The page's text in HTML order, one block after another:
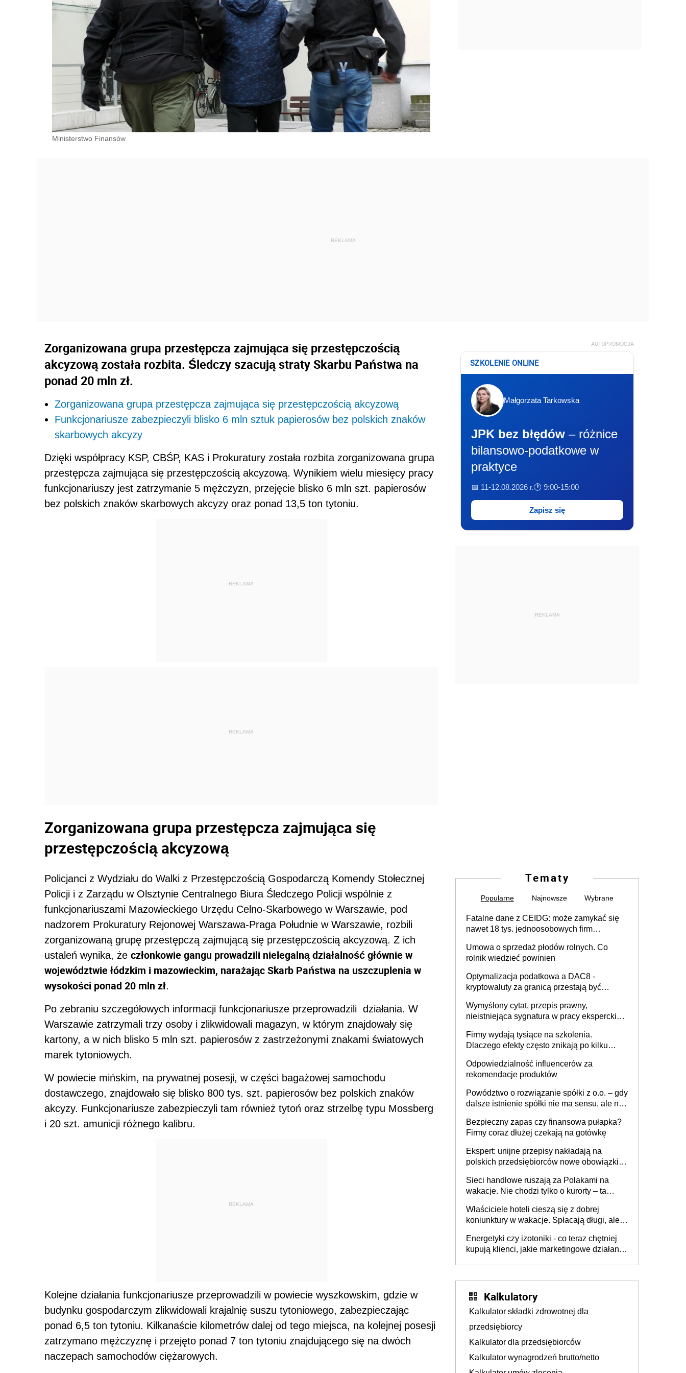
Ministerstwo Finansów
Zorganizowana grupa przestępcza zajmująca się przestępczością
akcyzową została rozbita. Śledczy szacują straty Skarbu Państwa na
ponad 20 mln zł.
Zorganizowana grupa przestępcza zajmująca się przestępczością akcyzową
Funkcjonariusze zabezpieczyli blisko 6 mln sztuk papierosów bez polskich znaków
skarbowych akcyzy
Dzięki współpracy KSP, CBŚP, KAS i Prokuratury została rozbita zorganizowana grupa
przestępcza zajmująca się przestępczością akcyzową. Wynikiem wielu miesięcy pracy
funkcjonariuszy jest zatrzymanie 5 mężczyzn, przejęcie blisko 6 mln szt. papierosów
bez polskich znaków skarbowych akcyzy oraz ponad 13,5 ton tytoniu.
REKLAMA
REKLAMA
Zorganizowana grupa przestępcza zajmująca się
przestępczością akcyzową
Policjanci z Wydziału do Walki z Przestępczością Gospodarczą Komendy Stołecznej
Policji i z Zarządu w Olsztynie Centralnego Biura Śledczego Policji wspólnie z
funkcjonariuszami Mazowieckiego Urzędu Celno-Skarbowego w Warszawie, pod
nadzorem Prokuratury Rejonowej Warszawa-Praga Południe w Warszawie, rozbili
zorganizowaną grupę przestępczą zajmującą się przestępczością akcyzową. Z ich
ustaleń wynika, że członkowie gangu prowadzili nielegalną działalność głównie w
województwie łódzkim i mazowieckim, narażając Skarb Państwa na uszczuplenia w
wysokości ponad 20 mln zł.
Po zebraniu szczegółowych informacji funkcjonariusze przeprowadzili działania. W
Warszawie zatrzymali trzy osoby i zlikwidowali magazyn, w którym znajdowały się
kartony, a w nich blisko 5 mln szt. papierosów z zastrzeżonymi znakami światowych
marek tytoniowych.
W powiecie mińskim, na prywatnej posesji, w części bagażowej samochodu
dostawczego, znajdowało się blisko 800 tys. szt. papierosów bez polskich znaków
akcyzy. Funkcjonariusze zabezpieczyli tam również tytoń oraz strzelbę typu Mossberg
i 20 szt. amunicji różnego kalibru.
REKLAMA
Kolejne działania funkcjonariusze przeprowadzili w powiecie wyszkowskim, gdzie w
budynku gospodarczym zlikwidowali krajalnię suszu tytoniowego, zabezpieczając
ponad 6,5 ton tytoniu. Kilkanaście kilometrów dalej od tego miejsca, na kolejnej posesji
zatrzymano mężczyznę i przejęto ponad 7 ton tytoniu znajdującego się na dwóch
naczepach samochodów ciężarowych.
AUTOPROMOCJA
SZKOLENIE ONLINE
Małgorzata Tarkowska
JPK bez błędów – różnice
bilansowo-podatkowe w
praktyce
📅 11-12.08.2026 r.🕐 9:00-15:00
Zapisz się
REKLAMA
Tematy
Popularne Najnowsze Wybrane
Fatalne dane z CEIDG: może zamykać się
nawet 18 tys. jednoosobowych firm
Umowa o sprzedaż płodów rolnych. Co
rolnik wiedzieć powinien
Optymalizacja podatkowa a DAC8 -
kryptowaluty za granicą przestają być
Wymyślony cytat, przepis prawny,
nieistniejąca sygnatura w pracy eksperckiej -
firmie
Firmy wydają tysiące na szkolenia.
Dlaczego efekty często znikają po kilku
Odpowiedzialność influencerów za
rekomendacje produktów
Powództwo o rozwiązanie spółki z o.o. – gdy
dalsze istnienie spółki nie ma sensu, ale nie
Bezpieczny zapas czy finansowa pułapka?
Firmy coraz dłużej czekają na gotówkę
Ekspert: unijne przepisy nakładają na
polskich przedsiębiorców nowe obowiązki w
Sieci handlowe ruszają za Polakami na
wakacje. Nie chodzi tylko o kurorty – ta
tam, gdzie wielu spędzi urlop po cichu
Właściciele hoteli cieszą się z dobrej
koniunktury w wakacje. Spłacają długi, ale
Energetyki czy izotoniki - co teraz chętniej
kupują klienci, jakie marketingowe działania
Kalkulatory
Kalkulator składki zdrowotnej dla
przedsiębiorcy
Kalkulator dla przedsiębiorców
Kalkulator wynagrodzeń brutto/netto